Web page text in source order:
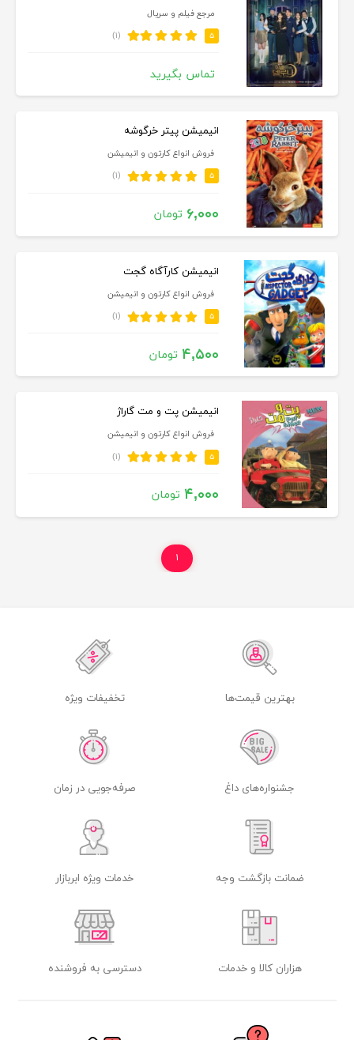
مرجع فیلم و سریال
۵ (۱)
تماس بگیرید
انیمیشن پیتر خرگوشه
فروش انواع کارتون و انیمیشن
۵ (۱)
۶,۰۰۰ تومان
انیمیشن کارآگاه گجت
فروش انواع کارتون و انیمیشن
۵ (۱)
۴,۵۰۰ تومان
انیمیشن پت و مت گاراژ
فروش انواع کارتون و انیمیشن
۵ (۱)
۴,۰۰۰ تومان
۱
بهترین قیمت‌ها تخفیفات ویژه
جشنواره‌های داغ صرفه‌جویی در زمان
ضمانت بازگشت وجه خدمات ویژه ابربازار
هزاران کالا و خدمات دسترسی به فروشنده